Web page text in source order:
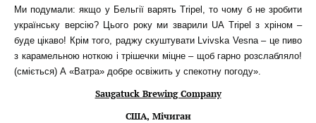
Ми подумали: якщо у Бельгії варять Tripel, то чому б не зробити
українську версію? Цього року ми зварили UA Tripel з хріном –
буде цікаво! Крім того, раджу скуштувати Lvivska Vesna – це пиво
з карамельною ноткою і трішечки міцне – щоб гарно розслабляло!
(сміється) А «Ватра» добре освіжить у спекотну погоду».
Saugatuck Brewing Company
США, Мічиган